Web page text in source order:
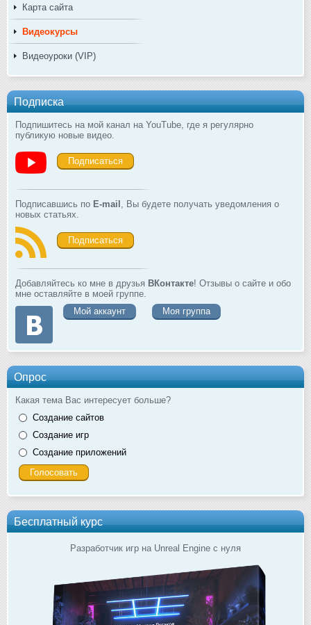
Карта сайта
Видеокурсы
Видеоуроки (VIP)
Подписка
Подпишитесь на мой канал на YouTube, где я регулярно
публикую новые видео.
Подписаться
Подписавшись по E-mail , Вы будете получать уведомления о
новых статьях.
Подписаться
Добавляйтесь ко мне в друзья ВКонтакте! Отзывы о сайте и обо
мне оставляйте в моей группе.
Мой аккаунт
Моя группа
Опрос
Какая тема Вас интересует больше?
Создание сайтов
Создание игр
Создание приложений
Бесплатный курс
Разработчик игр на Unreal Engine с нуля